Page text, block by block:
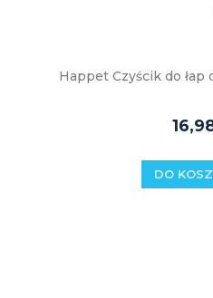
Happet Czyścik do
DO